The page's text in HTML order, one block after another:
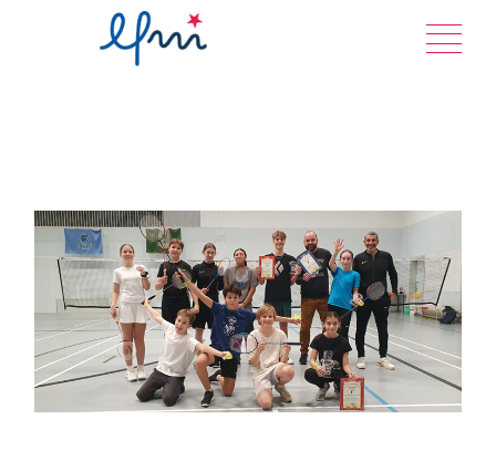
содержанию